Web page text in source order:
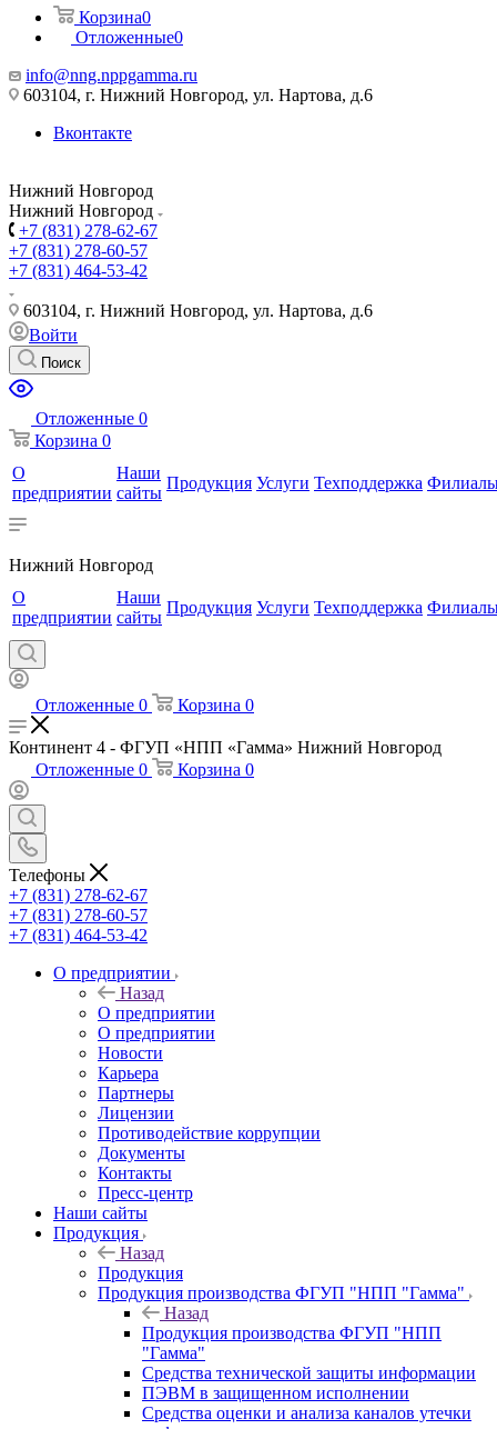
Корзина0
Отложенные0
info@nng.nppgamma.ru
603104, г. Нижний Новгород, ул. Нартова, д.6
Вконтакте
Нижний Новгород
Нижний Новгород
+7 (831) 278-62-67
+7 (831) 278-60-57
+7 (831) 464-53-42
603104, г. Нижний Новгород, ул. Нартова, д.6
Войти
Поиск
Отложенные 0
Корзина 0
О
предприятии
Наши
сайты
Продукция Услуги Техподдержка
Нижний Новгород
О
предприятии
Наши
сайты
Продукция Услуги Техподдержка
Отложенные 0 Корзина 0
Континент 4 - ФГУП «НПП «Гамма» Нижний Новгород
Отложенные 0 Корзина 0
Телефоны
+7 (831) 278-62-67
+7 (831) 278-60-57
+7 (831) 464-53-42
О предприятии
Назад
О предприятии
О предприятии
Новости
Карьера
Партнеры
Лицензии
Противодействие коррупции
Документы
Контакты
Пресс-центр
Наши сайты
Продукция
Назад
Продукция
Продукция производства ФГУП "НПП "Гамма"
Назад
Продукция производства ФГУП "НПП
"Гамма"
Средства технической защиты информации
ПЭВМ в защищенном исполнении
Средства оценки и анализа каналов утечки